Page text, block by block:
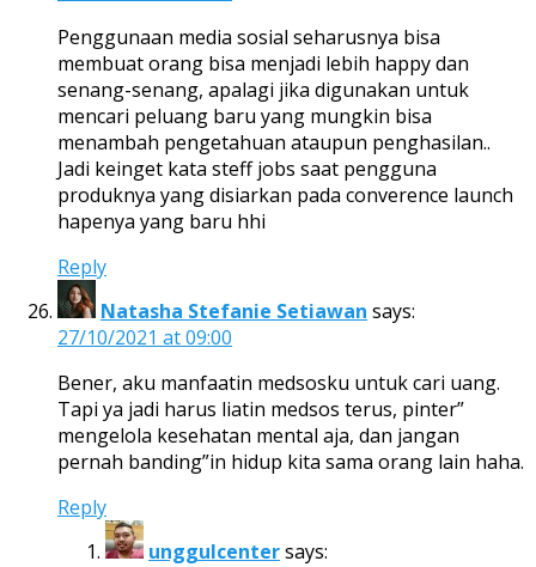
Penggunaan media sosial seharusnya bisa
membuat orang bisa menjadi lebih happy dan
senang-senang, apalagi jika digunakan untuk
mencari peluang baru yang mungkin bisa
menambah pengetahuan ataupun penghasilan..
Jadi keinget kata steff jobs saat pengguna
produknya yang disiarkan pada converence launch
hapenya yang baru hhi
Reply
Natasha Stefanie Setiawan says:
27/10/2021 at 09:00
Bener, aku manfaatin medsosku untuk cari uang.
Tapi ya jadi harus liatin medsos terus, pinter”
mengelola kesehatan mental aja, dan jangan
pernah banding”in hidup kita sama orang lain haha.
Reply
unggulcentersays: